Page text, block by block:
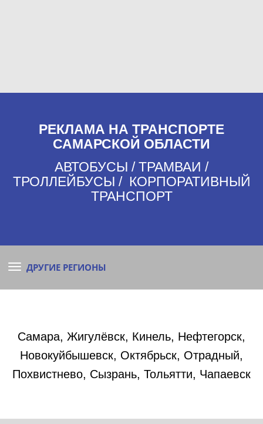
РЕКЛАМА НА ТРАНСПОРТЕ
САМАРСКОЙ ОБЛАСТИ
АВТОБУСЫ / ТРАМВАИ /
ТРОЛЛЕЙБУСЫ / КОРПОРАТИВНЫЙ
ТРАНСПОРТ
ДРУГИЕ РЕГИОНЫ
Самара, Жигулёвск, Кинель, Нефтегорск,
Новокуйбышевск, Октябрьск, Отрадный,
Похвистнево, Сызрань, Тольятти, Чапаевск